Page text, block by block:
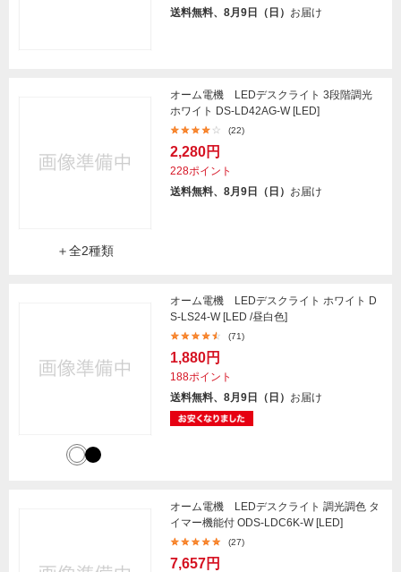
送料無料、8月9日（日） お届け
＋全2種類
オーム電機 LEDデスクライト 3段階調光
ホワイト DS-LD42AG-W [LED]
(22)
2,280円
228ポイント
送料無料、8月9日（日） お届け
オーム電機 LEDデスクライト ホワイト D
S-LS24-W [LED /昼白色]
(71)
1,880円
188ポイント
送料無料、8月9日（日） お届け
オーム電機 LEDデスクライト 調光調色 タ
イマー機能付 ODS-LDC6K-W [LED]
(27)
7,657円